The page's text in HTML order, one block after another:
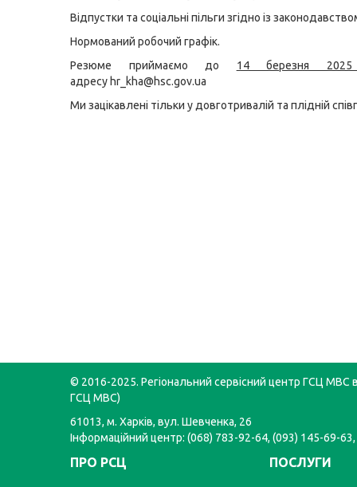
Відпустки та соціальні пільги згідно із
Нормований робочий графік.
Резюме приймаємо до 14 березня
адресу hr_kha@hsc.gov.ua
Ми зацікавлені тільки у довготривалій та плідній
© 2016-2025. Регіональний сервісний центр ГСЦ МВС в
ГСЦ МВС)
61013, м. Харків, вул. Шевченка, 26
Інформаційний центр: (068) 783-92-64, (093) 145-69-
ПРО РСЦ ПОСЛУГИ